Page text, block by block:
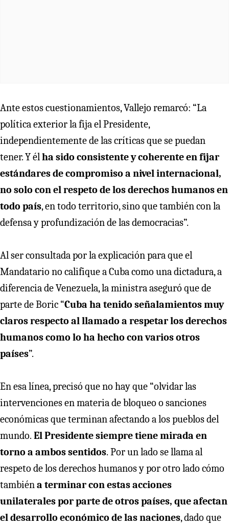
Ante estos cuestionamientos, Vallejo remarcó: “La
política exterior la fija el Presidente,
independientemente de las críticas que se puedan
tener. Y élha sido consistente y coherente en fijar
estándares de compromiso a nivel internacional,
no solo con el respeto de los derechos humanos en
todo país, en todo territorio, sino que también con la
defensa y profundización de las democracias”.
Al ser consultada por la explicación para que el
Mandatario no califique a Cuba como una dictadura, a
diferencia de Venezuela, la ministra aseguró que de
parte de Boric “Cuba ha tenido señalamientos muy
claros respecto al llamado a respetar los derechos
humanos como lo ha hecho con varios otros
países”.
En esa línea, precisó que no hay que “olvidar las
intervenciones en materia de bloqueo o sanciones
económicas que terminan afectando a los pueblos del
mundo. El Presidente siempre tiene mirada en
torno a ambos sentidos. Por un lado se llama al
respeto de los derechos humanos y por otro lado cómo
tambiéna terminar con estas acciones
unilaterales por parte de otros países, que afectan
el desarrollo económico de las naciones, dado que